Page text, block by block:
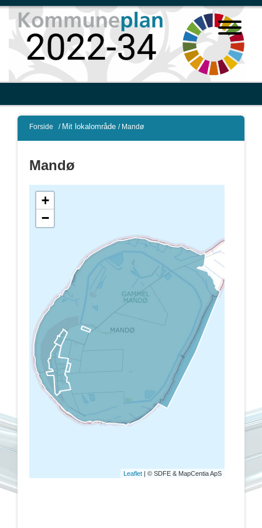
Forside / Mit lokalområde / Mandø
Mandø
+
−
Leaflet | © SDFE & MapCentia ApS